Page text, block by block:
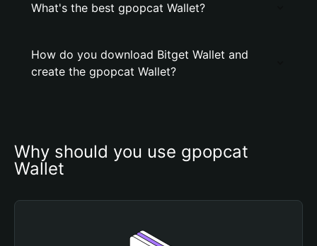
What's the best gpopcat Wallet?
How do you download Bitget Wallet and
create the gpopcat Wallet?
Why should you use gpopcat
Wallet